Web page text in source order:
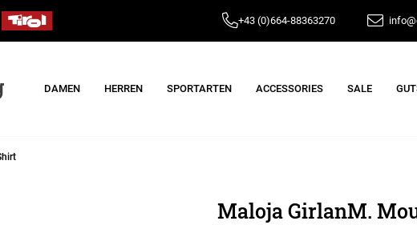
+43 (0)664-88363270
DAMEN HERREN SPORTARTEN ACCESSORIES SALE
Maloja GirlanM.